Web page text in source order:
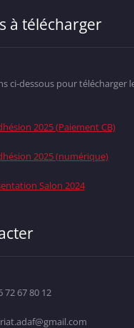
à télécharger
ci-dessous pour télécharger
2025 (Paiement CB)
2025 (numérique)
Salon 2024
72 67 80 12